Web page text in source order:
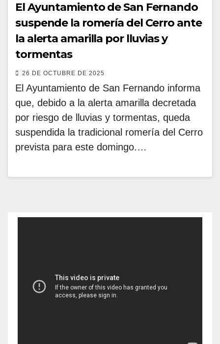
El Ayuntamiento de San Fernando
suspende la romería del Cerro ante
la alerta amarilla por lluvias y
tormentas
26 DE OCTUBRE DE 2025
El Ayuntamiento de San Fernando informa
que, debido a la alerta amarilla decretada
por riesgo de lluvias y tormentas, queda
suspendida la tradicional romería del Cerro
prevista para este domingo.…